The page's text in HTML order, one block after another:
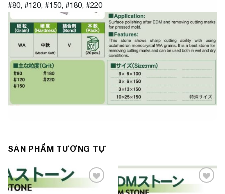
#80, #120, #150, #180, #220
SẢN PHẨM TƯƠNG TỰ